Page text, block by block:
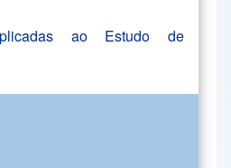
ao Estudo de